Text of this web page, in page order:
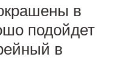
в
подойдет
в